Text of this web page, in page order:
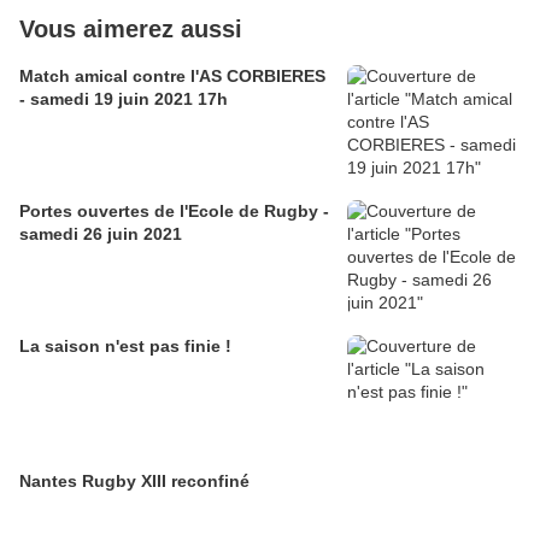
Vous aimerez aussi
Match amical contre l'AS CORBIERES
- samedi 19 juin 2021 17h
Portes ouvertes de l'Ecole de Rugby -
samedi 26 juin 2021
La saison n'est pas finie !
Nantes Rugby XIII reconfiné